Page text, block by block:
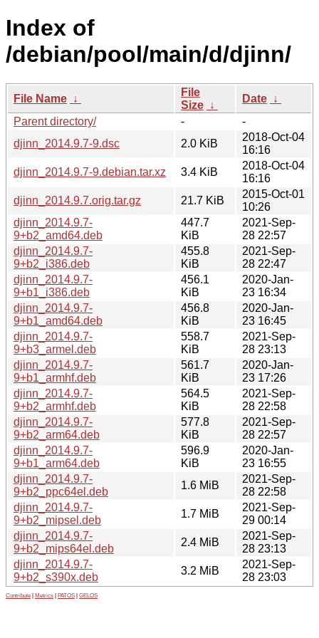
Index of
/debian/pool/main/d/djinn/
File Name ↓
File
Size ↓
Date ↓
Parent directory/
-
-
djinn_2014.9.7-9.dsc
2.0 KiB
2018-Oct-04
16:16
djinn_2014.9.7-9.debian.tar.xz
3.4 KiB
2018-Oct-04
16:16
djinn_2014.9.7.orig.tar.gz
21.7 KiB
2015-Oct-01
10:26
djinn_2014.9.7-
9+b2_amd64.deb
447.7
KiB
2021-Sep-
28 22:57
djinn_2014.9.7-
9+b2_i386.deb
455.8
KiB
2021-Sep-
28 22:47
djinn_2014.9.7-
9+b1_i386.deb
456.1
KiB
2020-Jan-
23 16:34
djinn_2014.9.7-
9+b1_amd64.deb
456.8
KiB
2020-Jan-
23 16:45
djinn_2014.9.7-
9+b3_armel.deb
558.7
KiB
2021-Sep-
28 23:13
djinn_2014.9.7-
9+b1_armhf.deb
561.7
KiB
2020-Jan-
23 17:26
djinn_2014.9.7-
9+b2_armhf.deb
564.5
KiB
2021-Sep-
28 22:58
djinn_2014.9.7-
9+b2_arm64.deb
577.8
KiB
2021-Sep-
28 22:57
djinn_2014.9.7-
9+b1_arm64.deb
596.9
KiB
2020-Jan-
23 16:55
djinn_2014.9.7-
9+b2_ppc64el.deb
1.6 MiB
2021-Sep-
28 22:58
djinn_2014.9.7-
9+b2_mipsel.deb
1.7 MiB
2021-Sep-
29 00:14
djinn_2014.9.7-
9+b2_mips64el.deb
2.4 MiB
2021-Sep-
28 23:13
djinn_2014.9.7-
9+b2_s390x.deb
3.2 MiB
2021-Sep-
28 23:03
Contribute Metrics PATOS GELOS